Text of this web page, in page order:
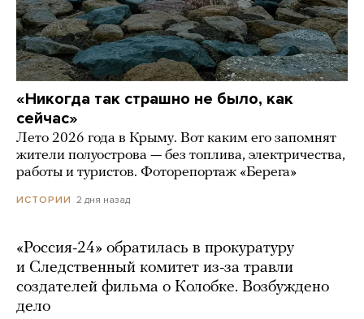
«Никогда так страшно не было, как
сейчас»
Лето 2026 года в Крыму. Вот каким его запомнят
жители полуострова — без топлива, электричества,
работы и туристов. Фоторепортаж «Берега»
ИСТОРИИ 2 дня назад
«Россия-24» обратилась в прокуратуру
и Следственный комитет из-за травли
создателей фильма о Колобке. Возбуждено
дело